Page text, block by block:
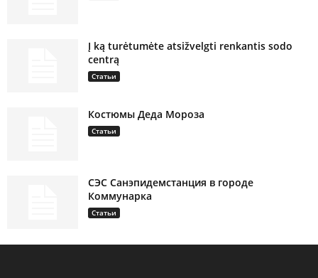
Į ką turėtumėte atsižvelgti renkantis sodo
centrą
Статьи
Костюмы Деда Мороза
Статьи
СЭС Санэпидемстанция в городе
Коммунарка
Статьи